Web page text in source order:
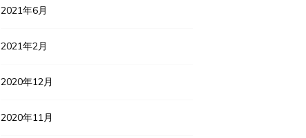
2021年6月
2021年2月
2020年12月
2020年11月